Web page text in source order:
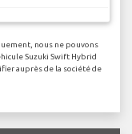
nous ne pouvons
Suzuki Swift Hybrid
auprès de la société de